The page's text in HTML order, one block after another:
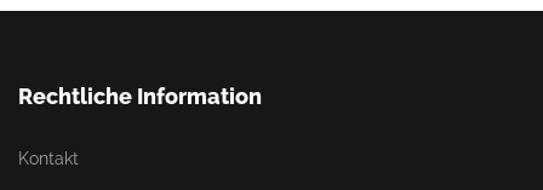
Rechtliche Information
Kontakt